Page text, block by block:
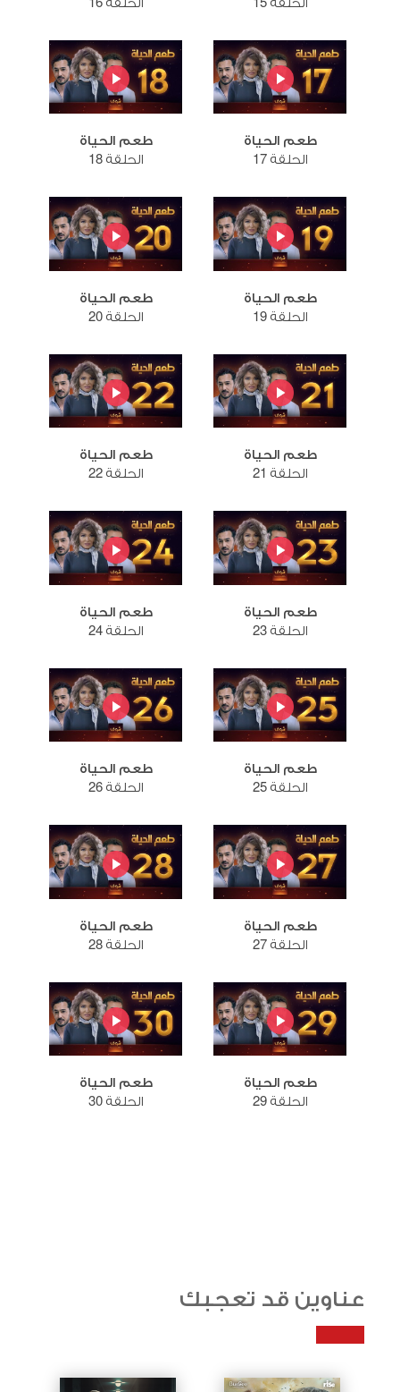
طعم الحياة
الحلقة 17
طعم الحياة
الحلقة 18
طعم الحياة
الحلقة 19
طعم الحياة
الحلقة 20
طعم الحياة
الحلقة 21
طعم الحياة
الحلقة 22
طعم الحياة
الحلقة 23
طعم الحياة
الحلقة 24
طعم الحياة
الحلقة 25
طعم الحياة
الحلقة 26
طعم الحياة
الحلقة 27
طعم الحياة
الحلقة 28
طعم الحياة
الحلقة 29
طعم الحياة
الحلقة 30
عناوين قد تعجبك